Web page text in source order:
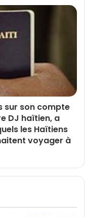
sur son compte
DJ haïtien, a
les Haïtiens
voyager à